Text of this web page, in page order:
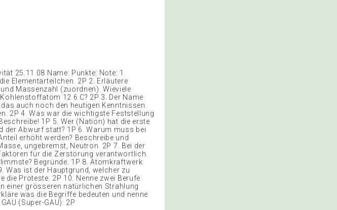
25.11.08 Name: Punkte: Note: 1.
Elementarteilchen. 2P 2. Erläutere
Massenzahl (zuordnen). Wieviele
12 6 C? 2P 3. Der Name
auch noch den heutigen Kenntnissen.
2P 4. Was war die wichtigste Feststellung
1P 5. Wer (Nation) hat die erste
der Abwurf statt? 1P 6. Warum muss bei
erhöht werden? Beschreibe und
ungebremst, Neutron. 2P 7. Bei der
für die Zerstörung verantwortlich.
Begründe. 1P 8. Atomkraftwerk:
Was ist der Hauptgrund, welcher zu
die Proteste. 2P 10. Nenne zwei Berufe
einer grösseren natürlichen Strahlung
was die Begriffe bedeuten und nenne
(Super-GAU): 2P